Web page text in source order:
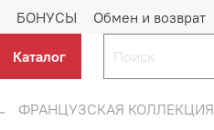
БОНУСЫ Обмен и возврат
Каталог
ФРАНЦУЗСКАЯ КОЛЛЕКЦИЯ